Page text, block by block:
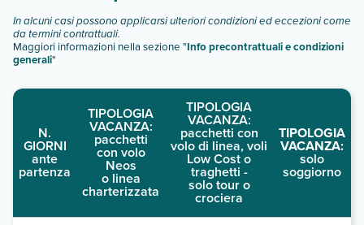
In alcuni casi possono applicarsi ulteriori condizioni ed eccezioni come
da termini contrattuali.
Maggiori informazioni nella sezione "Info precontrattuali e condizioni
generali"
N.
GIORNI
ante
partenza
TIPOLOGIA
VACANZA:
pacchetti
con volo
Neos
o linea
charterizzata
TIPOLOGIA
VACANZA:
pacchetti con
volo di linea, voli
Low Cost o
traghetti -
solo tour o
crociera
TIPOLOGIA
VACANZA:
solo
soggiorno